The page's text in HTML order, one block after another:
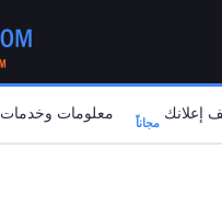
إعلانك مجاناً معلومات وخدمات